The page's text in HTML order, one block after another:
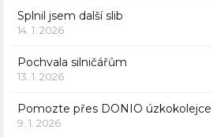
Splnil jsem další slib
14. 1. 2026
Pochvala silničářům
13. 1. 2026
Pomozte přes DONIO úzkokolejce
9. 1. 2026